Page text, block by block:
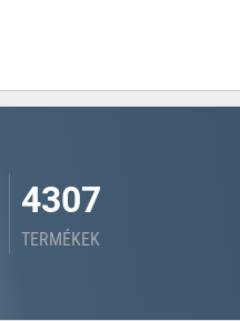
4307
TERMÉKEK